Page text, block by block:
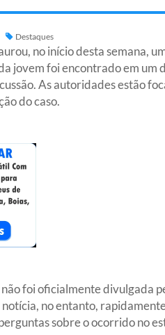
Destaques
no início desta semana,
jovem foi encontrado em um
As autoridades estão
do caso.
foi oficialmente divulgada
no entanto,
sobre o ocorrido no